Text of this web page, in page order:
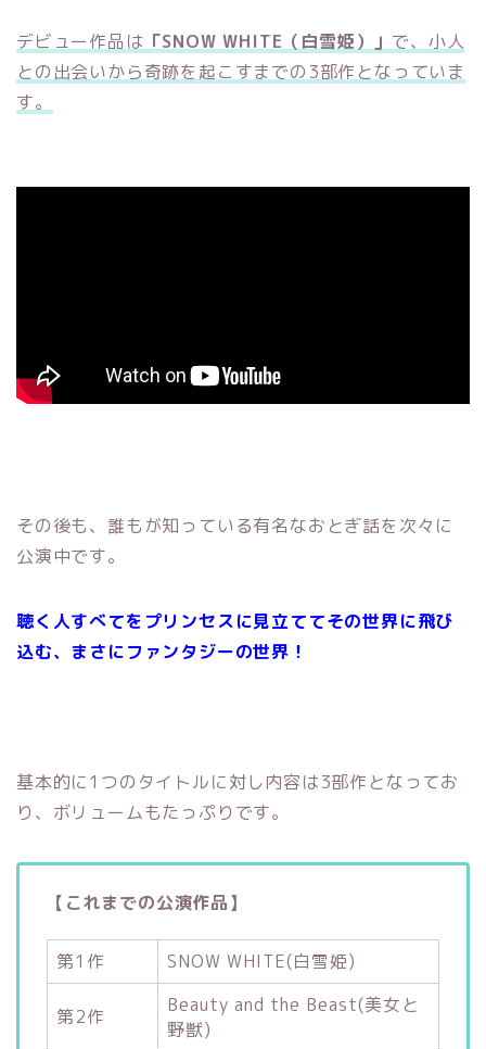
デビュー作品は 「SNOW WHITE（白雪姫）」 で、小人
との出会いから奇跡を起こすまでの3部作となっていま
す。
その後も、誰もが知っている有名なおとぎ話を次々に
公演中です。
聴く人すべてをプリンセスに見立ててその世界に飛び
込む、まさにファンタジーの世界！
基本的に1つのタイトルに対し内容は3部作となってお
り、ボリュームもたっぷりです。
【これまでの公演作品】
第1作 SNOW WHITE(白雪姫)
第2作
Beauty and the Beast(美女と
野獣)